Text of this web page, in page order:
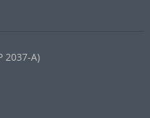
2037-A)